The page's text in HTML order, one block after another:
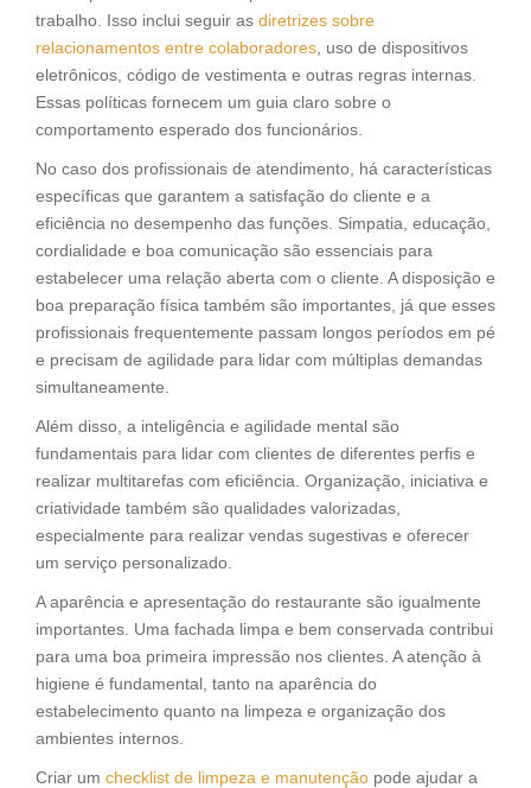
trabalho. Isso inclui seguir as diretrizes sobre
relacionamentos entre colaboradores , uso de dispositivos
eletrônicos, código de vestimenta e outras regras internas.
Essas políticas fornecem um guia claro sobre o
comportamento esperado dos funcionários.
No caso dos profissionais de atendimento, há características
específicas que garantem a satisfação do cliente e a
eficiência no desempenho das funções. Simpatia, educação,
cordialidade e boa comunicação são essenciais para
estabelecer uma relação aberta com o cliente. A disposição e
boa preparação física também são importantes, já que esses
profissionais frequentemente passam longos períodos em pé
e precisam de agilidade para lidar com múltiplas demandas
simultaneamente.
Além disso, a inteligência e agilidade mental são
fundamentais para lidar com clientes de diferentes perfis e
realizar multitarefas com eficiência. Organização, iniciativa e
criatividade também são qualidades valorizadas,
especialmente para realizar vendas sugestivas e oferecer
um serviço personalizado.
A aparência e apresentação do restaurante são igualmente
importantes. Uma fachada limpa e bem conservada contribui
para uma boa primeira impressão nos clientes. A atenção à
higiene é fundamental, tanto na aparência do
estabelecimento quanto na limpeza e organização dos
ambientes internos.
Criar um checklist de limpeza e manutenção pode ajudar a